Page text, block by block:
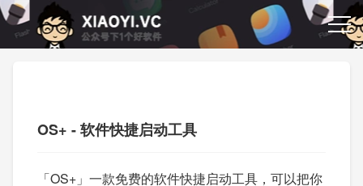
OS+ - 软件快捷启动工具
「OS+」一款免费的软件快捷启动工具，可以把你